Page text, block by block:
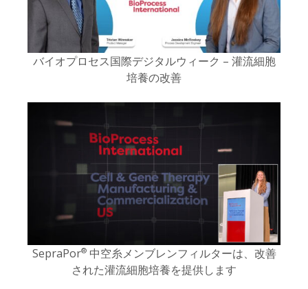
バイオプロセス国際デジタルウィーク – 灌流細胞
培養の改善
SepraPor®中空糸メンブレンフィルターは、改善
された灌流細胞培養を提供します